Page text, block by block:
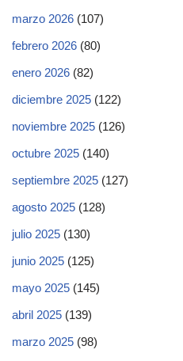
marzo 2026 (107)
febrero 2026 (80)
enero 2026 (82)
diciembre 2025 (122)
noviembre 2025 (126)
octubre 2025 (140)
septiembre 2025 (127)
agosto 2025 (128)
julio 2025 (130)
junio 2025 (125)
mayo 2025 (145)
abril 2025 (139)
marzo 2025 (98)